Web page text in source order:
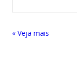
« Entradas Antigas